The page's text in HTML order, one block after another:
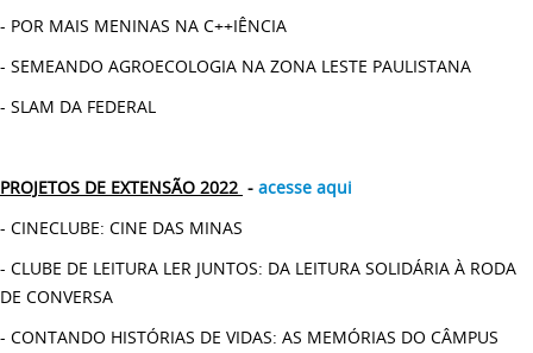
- POR MAIS MENINAS NA C++IÊNCIA
- SEMEANDO AGROECOLOGIA NA ZONA LESTE PAULISTANA
- SLAM DA FEDERAL
PROJETOS DE EXTENSÃO 2022 - acesse aqui
- CINECLUBE: CINE DAS MINAS
- CLUBE DE LEITURA LER JUNTOS: DA LEITURA SOLIDÁRIA À RODA
DE CONVERSA
- CONTANDO HISTÓRIAS DE VIDAS: AS MEMÓRIAS DO CÂMPUS